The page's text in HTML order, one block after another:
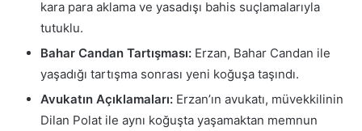
kara para aklama ve yasadışı bahis suçlamalarıyla
tutuklu.
Bahar Candan Tartışması: Erzan, Bahar Candan ile
yaşadığı tartışma sonrası yeni koğuşa taşındı.
Avukatın Açıklamaları: Erzan’ın avukatı, müvekkilinin
Dilan Polat ile aynı koğuşta yaşamaktan memnun